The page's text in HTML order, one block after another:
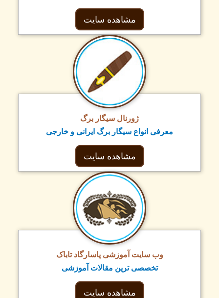
مشاهده سایت
ژورنال سیگار برگ
معرفی انواع سیگار برگ ایرانی و خارجی
مشاهده سایت
وب سایت آموزشی پاسارگاد تاباک
تخصصی ترین مقالات آموزشی
مشاهده سایت